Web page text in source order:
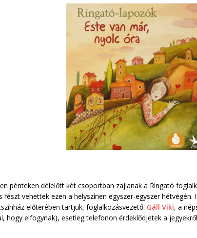
pénteken délelőtt két csoportban zajlanak a Ringató
részt vehettek ezen a helyszínen egyszer-egyszer hétvégén.
előterében tartjuk, foglalkozásvezető: Gáll Viki, a
hogy elfogynak), esetleg telefonon érdeklődjetek a